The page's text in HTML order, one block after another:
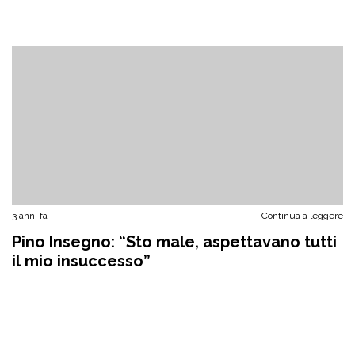
3 anni fa Continua a leggere
Pino Insegno: “Sto male, aspettavano tutti
il mio insuccesso”